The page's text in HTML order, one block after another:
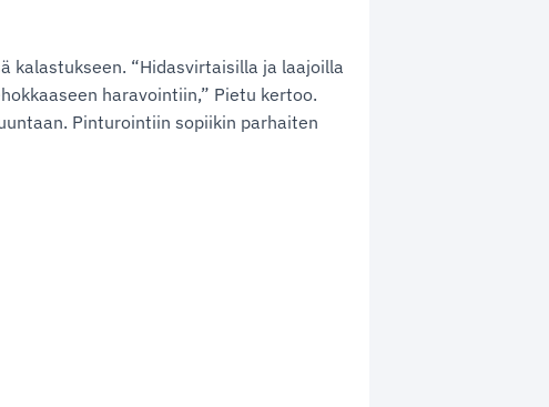
“Hidasvirtaisilla ja laajoilla
haravointiin,” Pietu kertoo.
Pinturointiin sopiikin parhaiten